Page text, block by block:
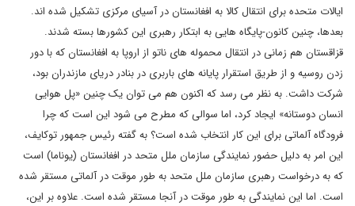
ایالات متحده برای انتقال کالا به افغانستان در آسیای مرکزی تشکیل شده اند.
بعدها، چنین کانون-پایگاه هایی به ابتکار رهبری این کشورها بسته شدند.
قزاقستان هم زمانی در انتقال محموله های ناتو از اروپا به افغانستان که با دور
زدن روسیه و از طریق استقرار پایانه های باربری در بنادر دریای مازندران بود،
شرکت داشت. به نظر می رسد که اکنون هم می توان یک چنین «پل هوایی
انسان دوستانه» ایجاد کرد، اما سوالی که مطرح می شود این است که چرا
فرودگاه آلماتی برای این کار انتخاب شده است؟ به گفته رئیس جمهور توکایف،
این امر به دلیل حضور نمایندگی سازمان ملل متحد در افغانستان (یوناما) است
که به درخواست رهبری سازمان ملل متحد به طور موقت در آلماتی مستقر شده
است. اما این نمایندگی به طور موقت در آنجا مستقر شده است. علاوه بر این،